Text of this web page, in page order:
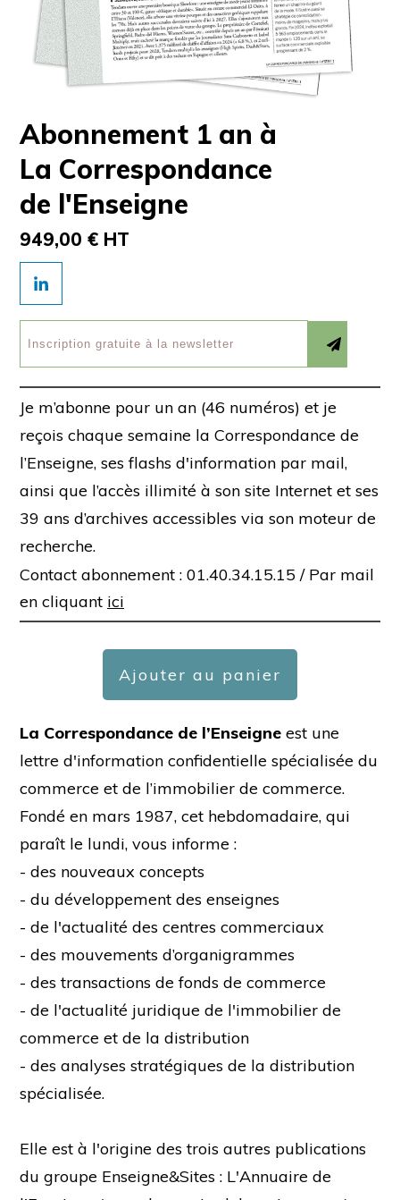
Abonnement 1 an à
La Correspondance
de l'Enseigne
949,00 € HT
Je m’abonne pour un an (46 numéros) et je
reçois chaque semaine la Correspondance de
l’Enseigne, ses flashs d'information par mail,
ainsi que l’accès illimité à son site Internet et ses
39 ans d’archives accessibles via son moteur de
recherche.
Contact abonnement : 01.40.34.15.15 / Par mail
en cliquant ici
Ajouter au panier
La Correspondance de l’Enseigne est une
lettre d'information confidentielle spécialisée du
commerce et de l’immobilier de commerce.
Fondé en mars 1987, cet hebdomadaire, qui
paraît le lundi, vous informe :
- des nouveaux concepts
- du développement des enseignes
- de l'actualité des centres commerciaux
- des mouvements d’organigrammes
- des transactions de fonds de commerce
- de l'actualité juridique de l'immobilier de
commerce et de la distribution
- des analyses stratégiques de la distribution
spécialisée.
Elle est à l'origine des trois autres publications
du groupe Enseigne&Sites : L'Annuaire de